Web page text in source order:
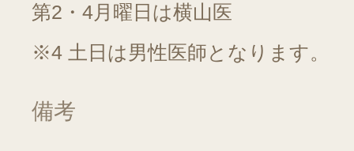
第2・4月曜日は横山医
※4 土日は男性医師となります。
備考